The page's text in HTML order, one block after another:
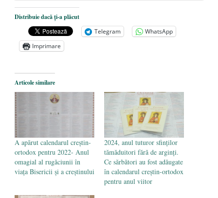
Dezvăluiri cutremurătoare despre
președintele Ucrainei, Volodymyr
Zelensky
- 13 mai 2026
Statul care servește Națiunea
Legea Vexler produce efecte. Bustul
poetului Octavian Goga, înlăturat din Iași
- 16 aprilie 2026
Distribuie dacă ți-a plăcut
Telegram
WhatsApp
Imprimare
Articole similare
A apărut calendarul creştin-
ortodox pentru 2022- Anul
omagial al rugăciunii în
viața Bisericii și a creștinului
2024, anul tuturor sfinților
tămăduitori fără de arginți.
Ce sărbători au fost adăugate
în calendarul creștin-ortodox
pentru anul viitor